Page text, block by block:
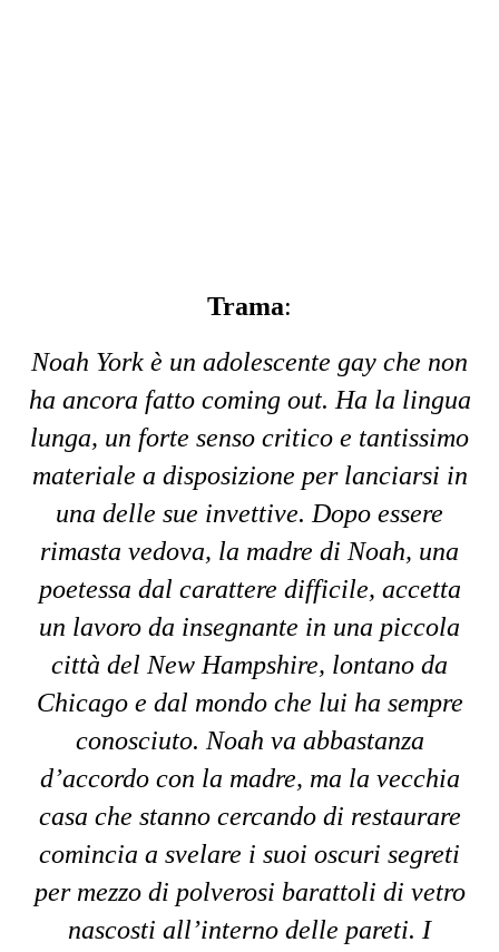
Trama:
Noah York è un adolescente gay che non
ha ancora fatto coming out. Ha la lingua
lunga, un forte senso critico e tantissimo
materiale a disposizione per lanciarsi in
una delle sue invettive. Dopo essere
rimasta vedova, la madre di Noah, una
poetessa dal carattere difficile, accetta
un lavoro da insegnante in una piccola
città del New Hampshire, lontano da
Chicago e dal mondo che lui ha sempre
conosciuto. Noah va abbastanza
d’accordo con la madre, ma la vecchia
casa che stanno cercando di restaurare
comincia a svelare i suoi oscuri segreti
per mezzo di polverosi barattoli di vetro
nascosti all’interno delle pareti. I